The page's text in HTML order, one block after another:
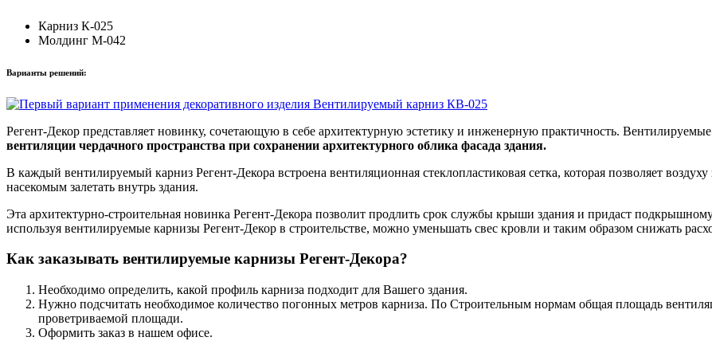
Карниз К-025
Молдинг М-042
Варианты решений:
Регент-Декор представляет новинку, сочетающую в себе архитектурную эстетику и инженерную практичность.
вентиляции чердачного пространства при сохранении архитектурного облика фасада здания.
В каждый вентилируемый карниз Регент-Декора встроена вентиляционная стеклопластиковая сетка, которая позволяет
насекомым залетать внутрь здания.
Эта архитектурно-строительная новинка Регент-Декора позволит продлить срок службы крыши здания и придаст
используя вентилируемые карнизы Регент-Декор в строительстве, можно уменьшать свес кровли и таким образом снижать
Как заказывать вентилируемые карнизы Регент-Декора?
Необходимо определить, какой профиль карниза подходит для Вашего здания.
Нужно подсчитать необходимое количество погонных метров карниза. По Строительным нормам общая площадь
проветриваемой площади.
Оформить заказ в нашем офисе.